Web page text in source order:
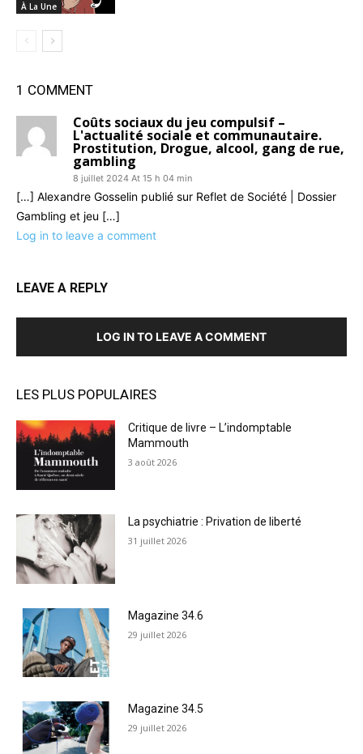
À La Une
1 COMMENT
Coûts sociaux du jeu compulsif –
L'actualité sociale et communautaire.
Prostitution, Drogue, alcool, gang de rue,
gambling
8 juillet 2024 At 15 h 04 min
[…] Alexandre Gosselin publié sur Reflet de Société | Dossier
Gambling et jeu […]
Log in to leave a comment
LEAVE A REPLY
LOG IN TO LEAVE A COMMENT
LES PLUS POPULAIRES
Critique de livre – L’indomptable
Mammouth
3 août 2026
La psychiatrie : Privation de liberté
31 juillet 2026
Magazine 34.6
29 juillet 2026
Magazine 34.5
29 juillet 2026